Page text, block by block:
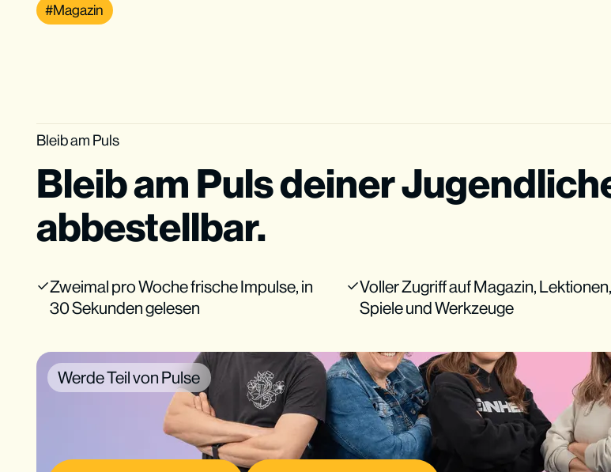
Magazin
Bleib am Puls
Bleib am Puls deiner
abbestellbar.
Zweimal pro Woche frische Impulse, in
30 Sekunden gelesen
Voller Zugriff auf Magazin, Lektionen,
Spiele und Werkzeuge
Werde Teil von Pulse